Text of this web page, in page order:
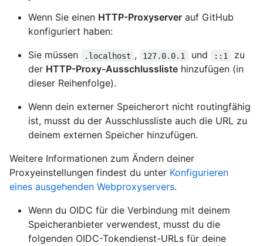
Wenn Sie einen HTTP-Proxyserver auf GitHub
konfiguriert haben:
Sie müssen
.localhost , 127.0.0.1 und ::1
zu
der HTTP-Proxy-Ausschlussliste hinzufügen (in
dieser Reihenfolge).
Wenn dein externer Speicherort nicht routingfähig
ist, musst du der Ausschlussliste auch die URL zu
deinem externen Speicher hinzufügen.
Weitere Informationen zum Ändern deiner
Proxyeinstellungen findest du unter Konfigurieren
eines ausgehenden Webproxyservers.
Wenn du OIDC für die Verbindung mit deinem
Speicheranbieter verwendest, musst du die
folgenden OIDC-Tokendienst-URLs für deine